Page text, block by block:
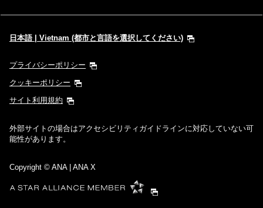
日本語 | Vietnam (都市と言語を選択してください)
プライバシーポリシー
クッキーポリシー
サイト利用規約
外部サイトの場合はアクセシビリティガイドラインに対応していない可
能性があります。
Copyright © ANA | ANA X